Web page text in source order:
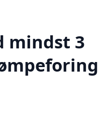
mindst 3